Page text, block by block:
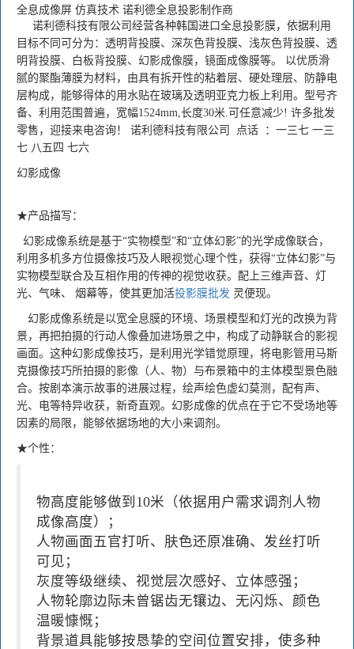
全息成像屏 仿真技术 诺利德全息投影制作商
诺利德科技有限公司经营各种韩国进口全息投影膜，依据利用
目标不同可分为：透明背投膜、深灰色背投膜、浅灰色背投膜、透
明背投膜、白板背投膜、幻影成像膜，镜面成像膜等。 以优质滑
腻的聚酯薄膜为材料，由具有拆开性的粘着层、硬处理层、防静电
层构成，能够得体的用水贴在玻璃及透明亚克力板上利用。型号齐
备、利用范围普遍，宽幅1524mm,长度30米.可任意减少! 许多批发
零售，迎接来电咨询！ 诺利德科技有限公司 点话 ：一三七 一三
七 八五四 七六
幻影成像
★产品描写：
幻影成像系统是基于“实物模型”和“立体幻影”的光学成像联合，
利用多机多方位摄像技巧及人眼视觉心理个性，获得“立体幻影”与
实物模型联合及互相作用的传神的视觉收获。配上三维声音、灯
光、气味、 烟幕等，使其更加活投影膜批发 灵便现。
幻影成像系统是以宽全息膜的环境、场景模型和灯光的改换为背
景，再把拍摄的行动人像叠加进场景之中，构成了动静联合的影视
画面。这种幻影成像技巧，是利用光学错觉原理，将电影管用马斯
克摄像技巧所拍摄的影像（人、物）与布景箱中的主体模型景色融
合。按剧本演示故事的进展过程，绘声绘色虚幻莫测，配有声、
光、电等特异收获，新奇直观。幻影成像的优点在于它不受场地等
因素的局限，能够依据场地的大小来调剂。
★个性：
物高度能够做到10米（依据用户需求调剂人物
成像高度）；
人物画面五官打听、肤色还原准确、发丝打听
可见；
灰度等级继续、视觉层次感好、立体感强；
人物轮廓边际未曾锯齿无镶边、无闪烁、颜色
温暖慷慨；
背景道具能够按恳挚的空间位置安排，使多种